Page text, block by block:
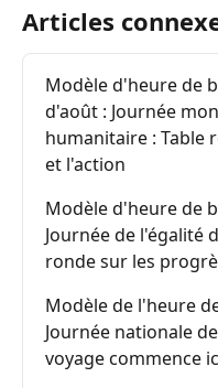
Articles
Modèle d'heure de
d'août : Journée
humanitaire : Table
et l'action
Modèle d'heure de
Journée de l'égalité
ronde sur les
Modèle de l'heure
Journée nationale
voyage commence